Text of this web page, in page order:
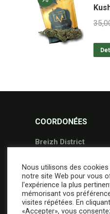
COORDONÉES
Breizh District
56000 Vannes
02.97.49.95.09
contact@breizh-
Nous utilisons des
notre site Web pour vous
l'expérience la plus
mémorisant vos
visites répétées. En
«Accepter», vous